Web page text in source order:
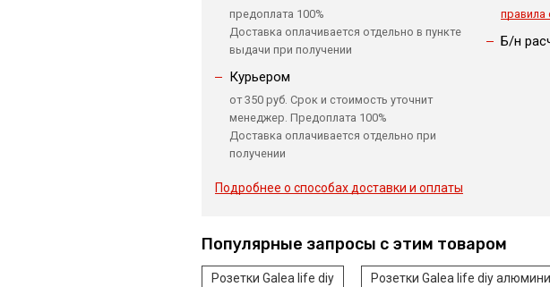
предоплата 100%
Доставка оплачивается отдельно в пункте
выдачи при получении
Курьером
от 350 руб. Срок и стоимость уточнит
менеджер. Предоплата 100%
Доставка оплачивается отдельно при
получении
Подробнее о способах доставки и оплаты
правила
Б/н
Популярные запросы с этим товаром
Розетки Galea life diy Розетки Galea life diy